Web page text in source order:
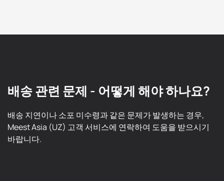
배송 관련 문제 - 어떻게 해야 하나요?
배송 지연이나 소포 미수령과 같은 문제가 발생하는 경우,
Meest Asia (UZ) 고객 서비스에 연락하여 도움을 받으시기
바랍니다.